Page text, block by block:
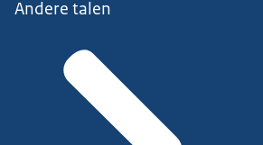
Andere talen